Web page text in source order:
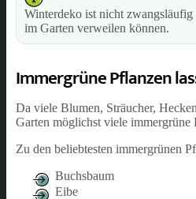
Winterdeko ist nicht zwangsläufig
im Garten verweilen können.
Immergrüne Pflanzen
Da viele Blumen, Sträucher,
Garten möglichst viele
Zu den beliebtesten immergrünen
Buchsbaum
Eibe